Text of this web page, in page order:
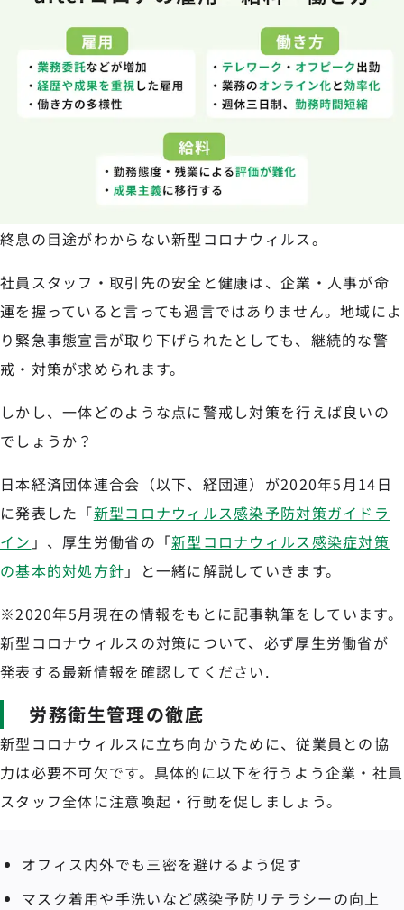
終息の目途がわからない新型コロナウィルス。
社員スタッフ・取引先の安全と健康は、企業・人事が命
運を握っていると言っても過言ではありません。地域によ
り緊急事態宣言が取り下げられたとしても、継続的な警
戒・対策が求められます。
しかし、一体どのような点に警戒し対策を行えば良いの
でしょうか？
日本経済団体連合会（以下、経団連）が2020年5月14日
に発表した「新型コロナウィルス感染予防対策ガイドラ
イン 」、厚生労働省の「新型コロナウィルス感染症対策
の基本的対処方針 」と一緒に解説していきます。
※2020年5月現在の情報をもとに記事執筆をしています。
新型コロナウィルスの対策について、必ず厚生労働省が
発表する最新情報を確認してください.
労務衛生管理の徹底
新型コロナウィルスに立ち向かうために、従業員との協
力は必要不可欠です。具体的に以下を行うよう企業・社員
スタッフ全体に注意喚起・行動を促しましょう。
オフィス内外でも三密を避けるよう促す
マスク着用や手洗いなど感染予防リテラシーの向上